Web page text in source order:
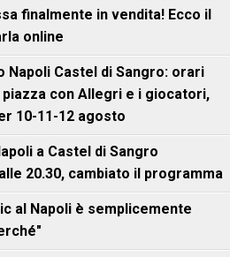
finalmente in vendita! Ecco il
online
Napoli Castel di Sangro: orari
con Allegri e i giocatori,
10-11-12 agosto
a Castel di Sangro
20.30, cambiato il programma
al Napoli è semplicemente